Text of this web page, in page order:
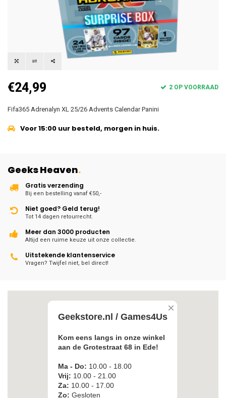
€24,99 2 OP VOORRAAD
Fifa365 Adrenalyn XL 25/26 Advents Calendar Panini
Voor 15:00 uur besteld, morgen in huis.
Geeks Heaven.
Gratis verzending
Bij een bestelling vanaf €50,-
Niet goed? Geld terug!
Tot 14 dagen retourrecht.
Meer dan 3000 producten
Altijd een ruime keuze uit onze collectie.
Uitstekende klantenservice
Vragen? Twijfel niet, bel direct!